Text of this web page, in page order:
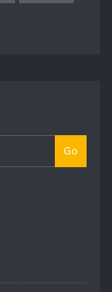
Go